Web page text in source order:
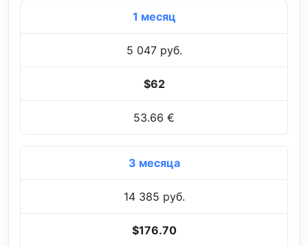
1 месяц
5 047 руб.
$62
53.66 €
3 месяца
14 385 руб.
$176.70